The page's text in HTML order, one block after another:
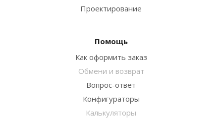
Проектирование
Помощь
Как оформить заказ
Обмени и возврат
Вопрос-ответ
Конфигураторы
Калькуляторы